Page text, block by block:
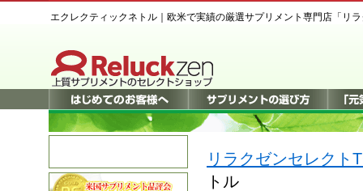
リラクゼンセレクト
トル
エクレクティックネトル｜欧米で実績の厳選サプリメント専門店「リ